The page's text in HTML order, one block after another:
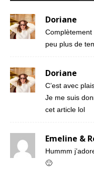
Doriane
Complètement
peu plus de
Doriane
C’est avec
Je me suis
cet article lol
Emeline &
Hummm
🙂